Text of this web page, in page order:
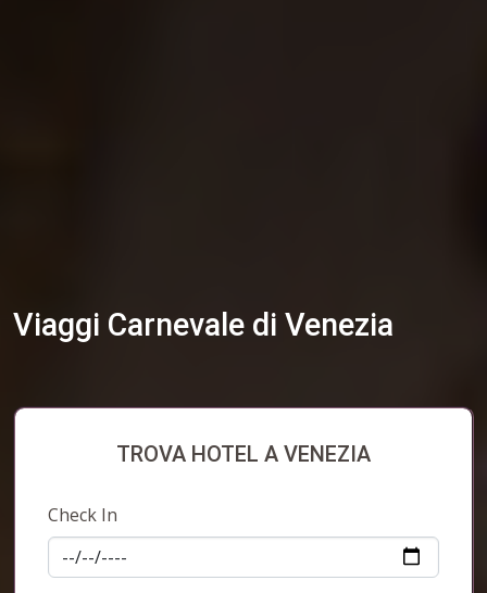
Viaggi Carnevale di Venezia
TROVA HOTEL A VENEZIA
Check In